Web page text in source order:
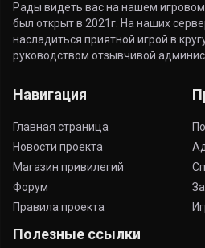
Рады видеть вас на нашем игровом
был открыт в 2021г. На наших
насладиться приятной игрой в
руководством отзывчивой
Навигация
Главная страница
Новости проекта
Магазин привилегий
Форум
Правила проекта
Полезные ссылки